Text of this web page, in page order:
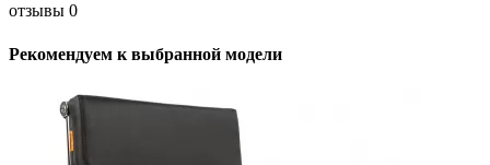
отзывы 0
Рекомендуем к выбранной модели